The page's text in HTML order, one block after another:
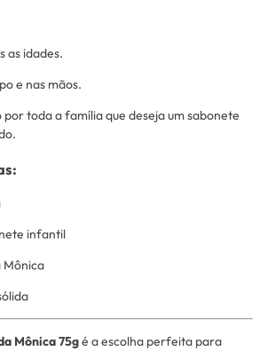
as idades.
e nas mãos.
por toda a família que deseja um sabonete
infantil
Mônica
Mônica 75gé a escolha perfeita para